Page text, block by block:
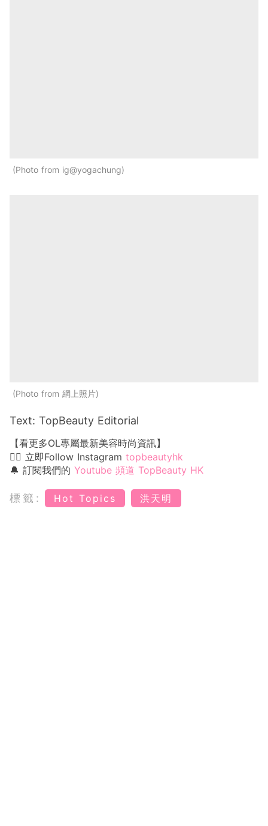
Photo from ig@yogachung
Photo from 網上照片
Text: TopBeauty Editorial
【看更多OL專屬最新美容時尚資訊】
👉🏻 立即Follow Instagram topbeautyhk
🔔 訂閱我們的 Youtube 頻道 TopBeauty HK
標籤: Hot Topics 洪天明